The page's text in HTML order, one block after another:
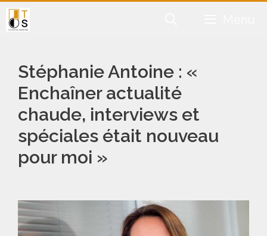
Aller
au
Stéphanie Antoine : «
Enchaîner actualité
chaude, interviews et
spéciales était nouveau
pour moi »